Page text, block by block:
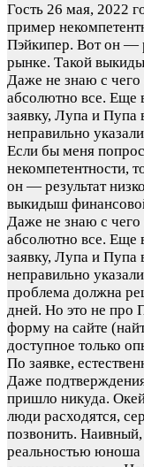
Гость 26 мая, 2022
пример
Пэйкипер. Вот он —
рынке. Такой
Даже не знаю с чего
абсолютно все. Еще
заявку, Лупа и Пупа
неправильно
Если бы меня
некомпетентности,
он — результат
выкидыш
Даже не знаю с чего
абсолютно все. Еще
заявку, Лупа и Пупа
неправильно
проблема должна
дней. Но это не про
форму на сайте
доступное только
По заявке,
Даже
пришло никуда.
люди расходятся,
позвонить.
реальностью юноша